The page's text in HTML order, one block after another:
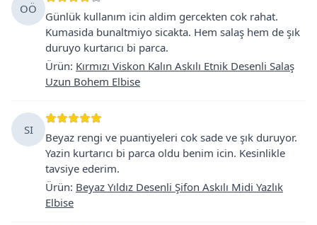
OÖ
Günlük kullanım icin aldim gercekten cok rahat.
Kumasida bunaltmiyo sicakta. Hem salaş hem de şık
duruyo kurtarıcı bi parca.
Ürün: Kırmızı Viskon Kalın Askılı Etnik Desenli Salaş
Uzun Bohem Elbise
SI
Beyaz rengi ve puantiyeleri cok sade ve şık duruyor.
Yazin kurtarıcı bi parca oldu benim icin. Kesinlikle
tavsiye ederim.
Ürün: Beyaz Yıldız Desenli Şifon Askılı Midi Yazlık
Elbise